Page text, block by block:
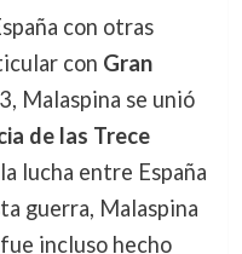
con otras
con Gran
Malaspina se unió
de las Trece
lucha entre España
guerra, Malaspina
incluso hecho